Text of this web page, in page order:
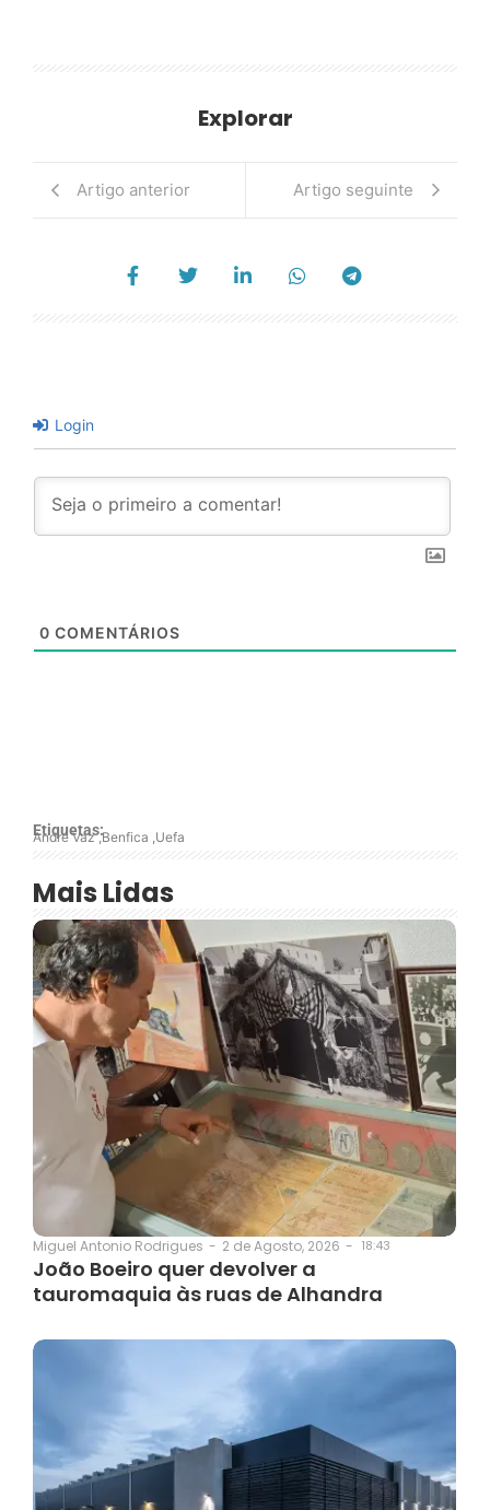
Explorar
Artigo anterior Artigo seguinte
Login
0 COMENTÁRIOS
Etiquetas:
André Vaz,Benfica ,Uefa
Mais Lidas
Miguel Antonio Rodrigues - 2 de Agosto, 2026 - 18:43
João Boeiro quer devolver a
tauromaquia às ruas de Alhandra